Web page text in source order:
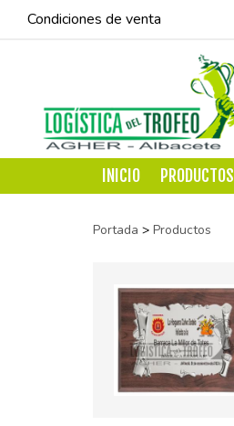
Condiciones de venta
INICIO PRODUCTOS
Portada > Productos